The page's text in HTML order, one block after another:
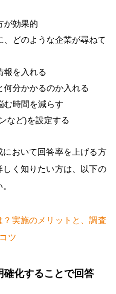
が効果的
どのような企業が尋ねて
報を入れる
何分かかるのか入れる
む時間を減らす
など)を設定する
おいて回答率を上げる方
く知りたい方は、以下の
？実施のメリットと、調査
ツ
確化することで回答